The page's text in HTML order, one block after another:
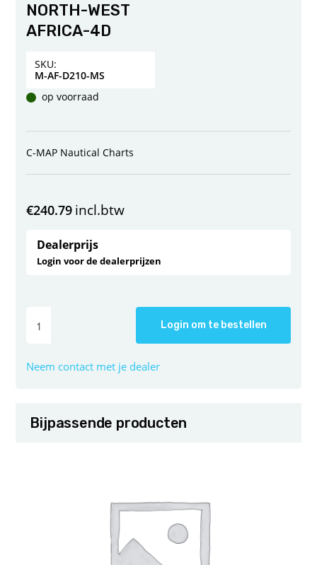
NORTH-WEST
AFRICA-4D
SKU:
M-AF-D210-MS
op voorraad
C-MAP Nautical Charts
€240.79 incl.btw
Dealerprijs
Login voor de dealerprijzen
Login om te bestellen
Neem contact met je dealer
Bijpassende producten